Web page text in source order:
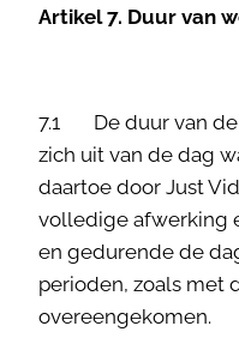
Artikel 7. Duur van
7.1 De duur van de
zich uit van de dag
daartoe door Just
volledige afwerking
en gedurende de
perioden, zoals met
overeengekomen.